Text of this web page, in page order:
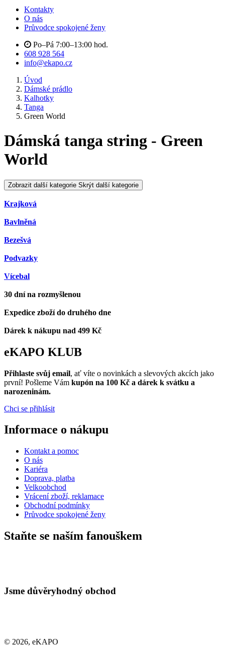
Kontakty
O nás
Průvodce spokojené ženy
Po–Pá 7:00–13:00 hod.
608 928 564
info@ekapo.cz
Úvod
Dámské prádlo
Kalhotky
Tanga
Green World
Dámská tanga string - Green
World
Zobrazit další kategorie Skrýt další kategorie
Krajková
Bavlněná
Bezešvá
Podvazky
Vícebal
30 dní na rozmyšlenou
Expedice zboží do druhého dne
Dárek k nákupu nad 499 Kč
eKAPO KLUB
Přihlaste svůj email, ať víte o novinkách a slevových akcích jako
první! Pošleme Vám kupón na 100 Kč a dárek k svátku a
narozeninám.
Chci se přihlásit
Informace o nákupu
Kontakt a pomoc
O nás
Kariéra
Doprava, platba
Velkoobchod
Vrácení zboží, reklamace
Obchodní podmínky
Průvodce spokojené ženy
Staňte se naším fanouškem
Jsme důvěryhodný obchod
© 2026, eKAPO